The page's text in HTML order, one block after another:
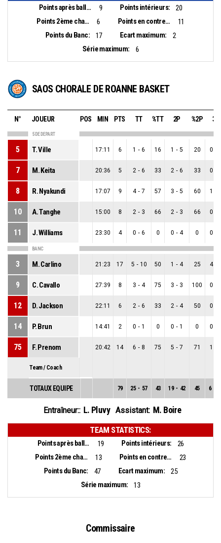
Points après balles perdues: 9 Points intérieurs:
20
Points 2ème chance:
6 Points en contre-attaque:
11
Points du Banc:
17 Ecart maximum:
2
Série maximum:
6
SAOS CHORALE DE ROANNE BASKET
N° JOUEUR POS MIN PTS TT %TT 2P %2P 3P
5 DE DEPART
5 T. Ville 17:11 6 1 - 6 16 1 - 5 20 0
7 M. Keita 20:36 5 2 - 6 33 2 - 6 33 0
8 R. Nyakundi 17:07 9 4 - 7 57 3 - 5 60 1
10 A. Tanghe 15:00 8 2 - 3 66 2 - 3 66 0
11 J. Williams 23:30 4 0 - 6 0 0 - 4 0 0
BANC
3 M. Carlino 21:23 17 5 - 10 50 1 - 4 25 4
9 C. Cavallo 27:39 8 3 - 4 75 3 - 3 100 0
12 D. Jackson 22:11 6 2 - 6 33 2 - 4 50 0
14 P. Brun 14:41 2 0 - 1 0 0 - 1 0 0
75 F. Prenom 20:42 14 6 - 8 75 5 - 7 71 1
Team / Coach
TOTAUX EQUIPE 79 25 - 57 43 19 - 42 45 6
Entraîneur:: L. Pluvy Assistant: M. Boire
TEAM STATISTICS:
Points après balles perdues: 19 Points intérieurs:
26
Points 2ème chance:
13 Points en contre-attaque:
23
Points du Banc:
47 Ecart maximum:
25
Série maximum:
13
Commissaire